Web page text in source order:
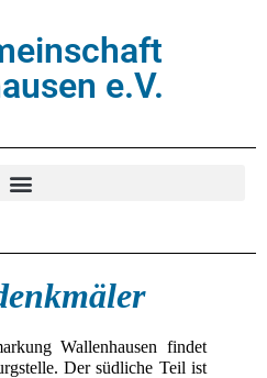
e.V.
Wallenhausen findet
Der südliche Teil ist